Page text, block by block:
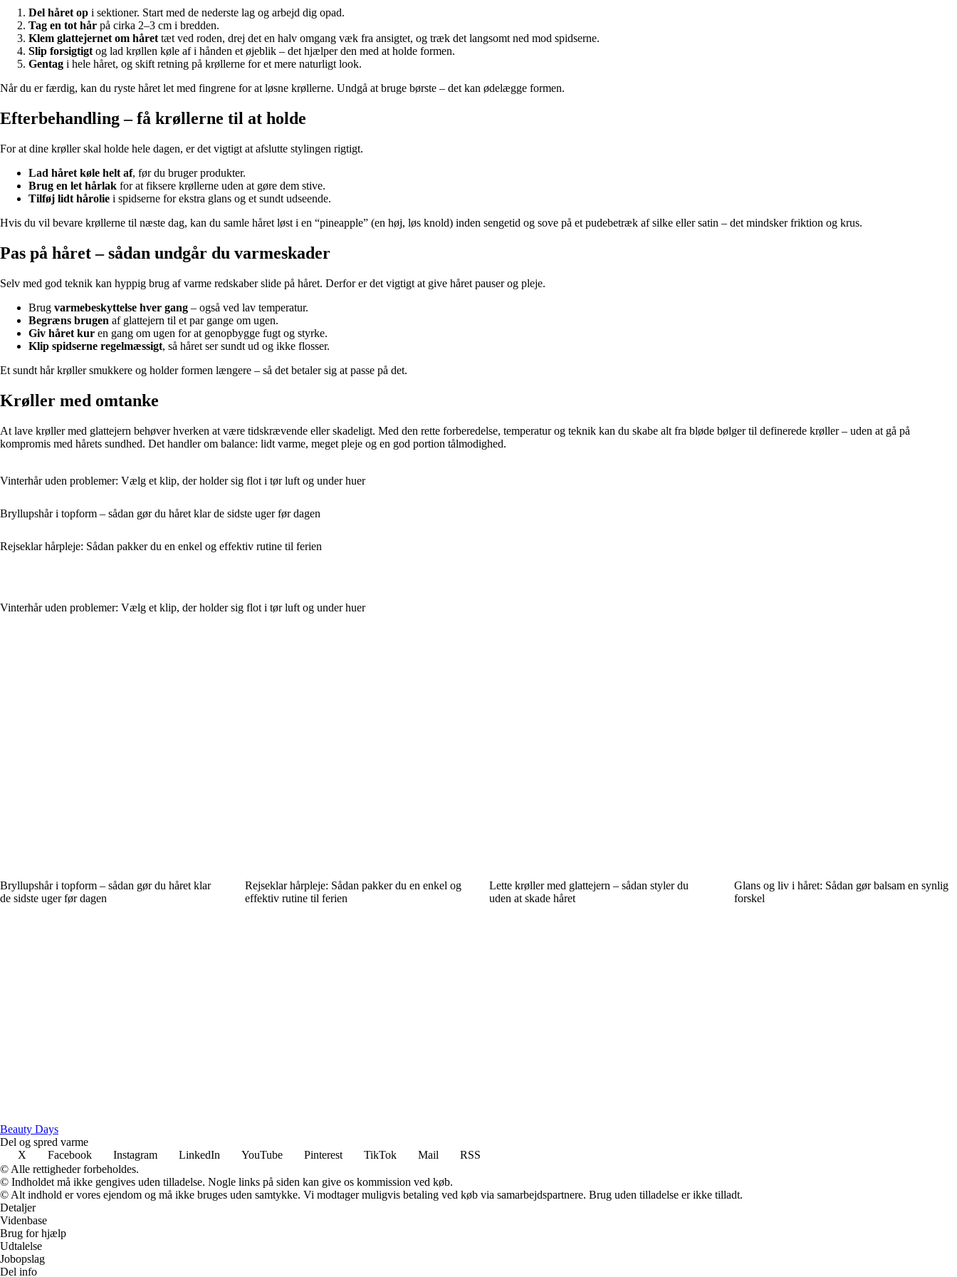
Del håret op i sektioner. Start med de nederste lag og arbejd dig opad.
Tag en tot hår på cirka 2–3 cm i bredden.
Klem glattejernet om håret tæt ved roden, drej det en halv omgang væk fra ansigtet, og træk det langsomt ned mod spidserne.
Slip forsigtigt og lad krøllen køle af i hånden et øjeblik – det hjælper den med at holde formen.
Gentag i hele håret, og skift retning på krøllerne for et mere naturligt look.
Når du er færdig, kan du ryste håret let med fingrene for at løsne krøllerne. Undgå at bruge børste – det kan ødelægge formen.
Efterbehandling – få krøllerne til at holde
For at dine krøller skal holde hele dagen, er det vigtigt at afslutte stylingen rigtigt.
Lad håret køle helt af, før du bruger produkter.
Brug en let hårlak for at fiksere krøllerne uden at gøre dem stive.
Tilføj lidt hårolie i spidserne for ekstra glans og et sundt udseende.
Hvis du vil bevare krøllerne til næste dag, kan du samle håret løst i en “pineapple” (en høj, løs knold) inden sengetid og sove på et pudebetræk af silke eller satin – det mindsker friktion og krus.
Pas på håret – sådan undgår du varmeskader
Selv med god teknik kan hyppig brug af varme redskaber slide på håret. Derfor er det vigtigt at give håret pauser og pleje.
Brug varmebeskyttelse hver gang – også ved lav temperatur.
Begræns brugen af glattejern til et par gange om ugen.
Giv håret kur en gang om ugen for at genopbygge fugt og styrke.
Klip spidserne regelmæssigt, så håret ser sundt ud og ikke flosser.
Et sundt hår krøller smukkere og holder formen længere – så det betaler sig at passe på det.
Krøller med omtanke
At lave krøller med glattejern behøver hverken at være tidskrævende eller skadeligt. Med den rette forberedelse, temperatur og teknik kan du skabe alt fra bløde bølger til definerede krøller – uden at gå på
kompromis med hårets sundhed. Det handler om balance: lidt varme, meget pleje og en god portion tålmodighed.
Vinterhår uden problemer: Vælg et klip, der holder sig flot i tør luft og under huer
Bryllupshår i topform – sådan gør du håret klar de sidste uger før dagen
Rejseklar hårpleje: Sådan pakker du en enkel og effektiv rutine til ferien
Vinterhår uden problemer: Vælg et klip, der holder sig flot i tør luft og under huer
Bryllupshår i topform – sådan gør du håret klar
de sidste uger før dagen
Rejseklar hårpleje: Sådan pakker du en enkel og
effektiv rutine til ferien
Lette krøller med glattejern – sådan styler du
uden at skade håret
Glans og liv i håret: Sådan gør balsam en synlig
forskel
Beauty Days
Del og spred varme
X
Facebook Instagram LinkedIn YouTube Pinterest TikTok Mail
RSS
© Alle rettigheder forbeholdes.
© Indholdet må ikke gengives uden tilladelse. Nogle links på siden kan give os kommission ved køb.
© Alt indhold er vores ejendom og må ikke bruges uden samtykke. Vi modtager muligvis betaling ved køb via samarbejdspartnere. Brug uden tilladelse er ikke tilladt.
Detaljer
Videnbase
Brug for hjælp
Udtalelse
Jobopslag
Del info